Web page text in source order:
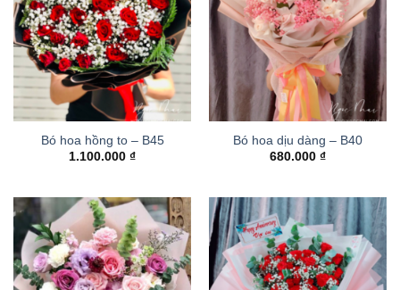
Bó hoa hồng to – B45
1.100.000 ₫
Bó hoa dịu dàng – B40
680.000 ₫